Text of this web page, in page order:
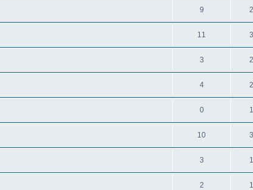
9
11
3
4
0
10
3
2